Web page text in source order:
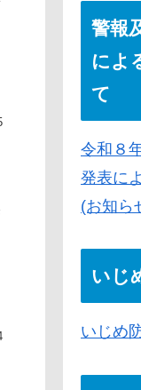
警報
によ
て
令和８
発表に
(お知ら
いじ
いじめ